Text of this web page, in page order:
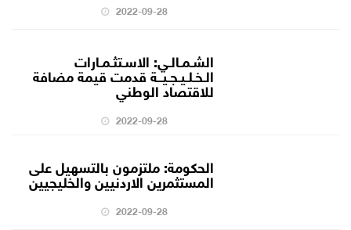
2022-09-28
الشـمـالـي: الاسـتثـمـارات
الـخـلـيـجـيــة قدمت قيمة مضافة
للاقتصاد الوطني
2022-09-28
الحكومة: ملتزمون بالتسهيل على
المستثمرين الاردنيين والخليجيين
2022-09-28